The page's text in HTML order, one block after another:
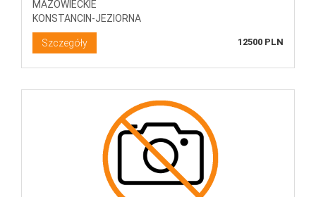
MAZOWIECKIE
KONSTANCIN-JEZIORNA
Szczegóły 12500 PLN